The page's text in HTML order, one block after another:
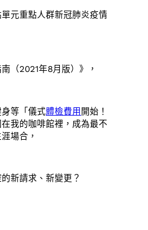
重點人群新冠肺炎疫情
2021年8月版）》，
等「儀式體檢費用 開始！
我的咖啡館裡，成為最不
場合，
請求、新變更？